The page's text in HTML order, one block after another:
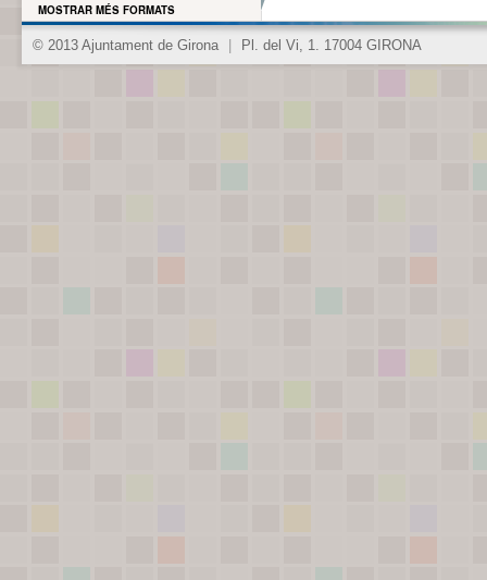
MOSTRAR MÉS FORMATS
© 2013 Ajuntament de Girona Pl. del Vi, 1. 17004 GIRONA